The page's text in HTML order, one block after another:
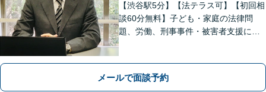
【渋谷駅5分】【法テラス可】【初回相
談60分無料】子ども・家庭の法律問
題、労働、刑事事件・被害者支援に注
イン相談可】＊事前メール・予約をお
メールで面談予約